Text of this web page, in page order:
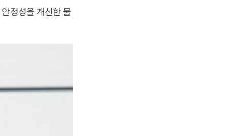
정성을 개선한 물